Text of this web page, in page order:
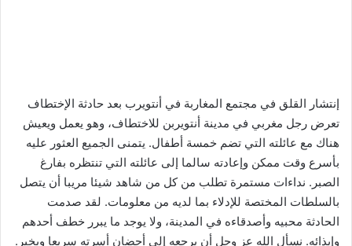
إنتشار القلق في مجتمع المغاربة في أنتويرب بعد حادثة الإختطاف
تعرض رجل مغربي في مدينة أنتويربن للاختطاف، وهو يعمل ويعيش
هناك مع عائلته التي تضم خمسة أطفال. يتمنى الجميع العثور عليه
بأسرع وقت ممكن وإعادته سالما إلى عائلته التي تنتظره بفارغ
الصبر. نداءات مستمرة تطلب من كل من شاهد شيئا مريبا أن يتصل
بالسلطات المختصة للإدلاء بما لديه من معلومات. لقد صدمت
الحادثة محبيه وأصدقاءه في المدينة، ولا يوجد ما يبرر خطف أحدهم
وإيذائه. نسأل الله عز وجل أن يرجعه إلى أحضان أسرته سريعا وبخير.